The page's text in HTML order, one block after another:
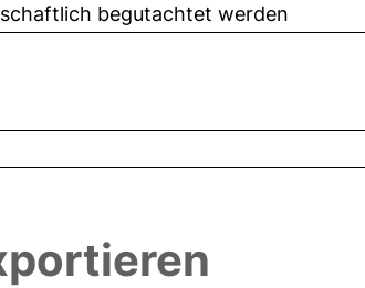
begutachtet werden